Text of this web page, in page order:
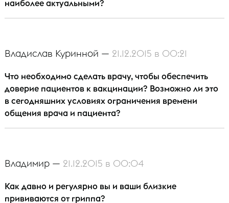
наиболее актуальными?
Владислав Куринной — 21.12.2015 в 00:21
Что необходимо сделать врачу, чтобы обеспечить
доверие пациентов к вакцинации? Возможно ли это
в сегодняшних условиях ограничения времени
общения врача и пациента?
Владимир — 21.12.2015 в 00:04
Как давно и регулярно вы и ваши близкие
прививаются от гриппа?